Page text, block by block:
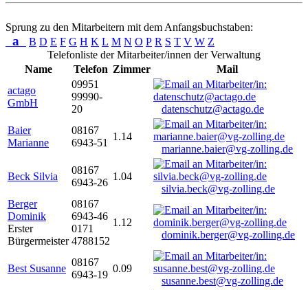
Sprung zu den Mitarbeitern mit dem Anfangsbuchstaben:
a B D E F G H K L M N O P R S T V W Z
Telefonliste der Mitarbeiter/innen der Verwaltung
Name
Telefon Zimmer
Mail
actago
GmbH
09951
99990-
20
datenschutz@actago.de
Baier
Marianne
08167
6943-51
1.14
marianne.baier@vg-zolling.de
Beck Silvia
08167
6943-26
1.04
silvia.beck@vg-zolling.de
Berger
Dominik
Erster
Bürgermeister
08167
6943-46
0171
4788152
1.12
dominik.berger@vg-zolling.de
Best Susanne
08167
6943-19
0.09
susanne.best@vg-zolling.de